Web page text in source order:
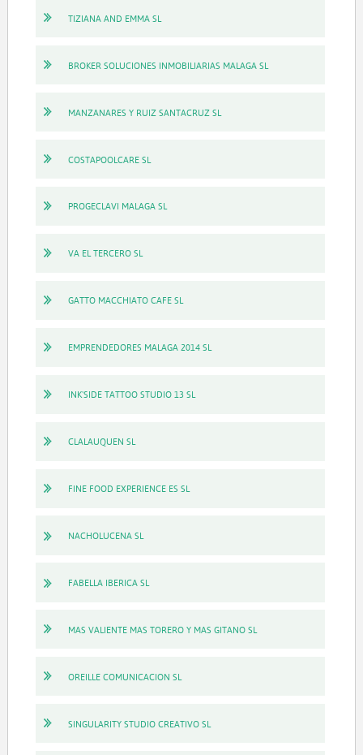
TIZIANA AND EMMA SL
BROKER SOLUCIONES INMOBILIARIAS MALAGA SL
MANZANARES Y RUIZ SANTACRUZ SL
COSTAPOOLCARE SL
PROGECLAVI MALAGA SL
VA EL TERCERO SL
GATTO MACCHIATO CAFE SL
EMPRENDEDORES MALAGA 2014 SL
INK'SIDE TATTOO STUDIO 13 SL
CLALAUQUEN SL
FINE FOOD EXPERIENCE ES SL
NACHOLUCENA SL
FABELLA IBERICA SL
MAS VALIENTE MAS TORERO Y MAS GITANO SL
OREILLE COMUNICACION SL
SINGULARITY STUDIO CREATIVO SL